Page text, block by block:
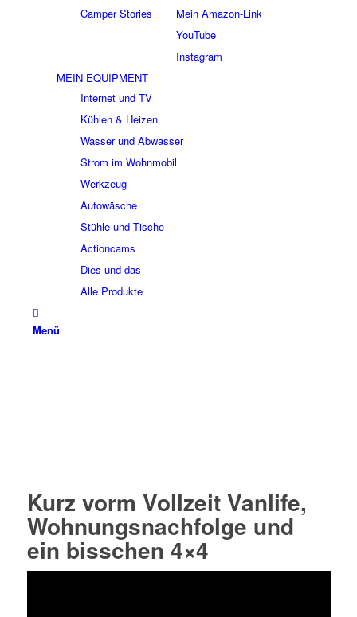
Camper Stories
Mein Amazon-Link
YouTube
Instagram
MEIN EQUIPMENT
Internet und TV
Kühlen & Heizen
Wasser und Abwasser
Strom im Wohnmobil
Werkzeug
Autowäsche
Stühle und Tische
Actioncams
Dies und das
Alle Produkte
Menü
Kurz vorm Vollzeit Vanlife,
Wohnungsnachfolge und
ein bisschen 4×4